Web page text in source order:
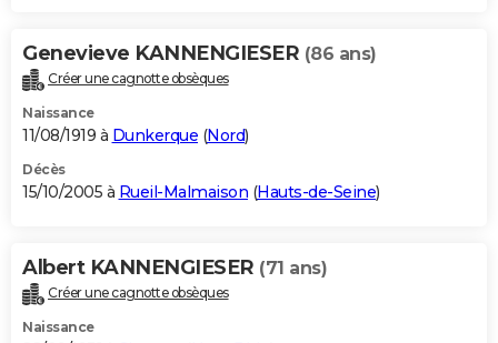
Genevieve KANNENGIESER (86 ans)
Créer une cagnotte obsèques
Naissance
11/08/1919 à Dunkerque (Nord)
Décès
15/10/2005 à Rueil-Malmaison (Hauts-de-Seine)
Albert KANNENGIESER (71 ans)
Créer une cagnotte obsèques
Naissance